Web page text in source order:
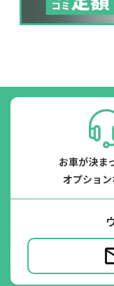
お車が決ま
オプション